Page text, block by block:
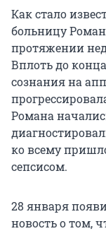
Как стало
больницу
протяжении
Вплоть до
сознания на
Романа
ко всему
сепсисом.
28 января
новость о том,